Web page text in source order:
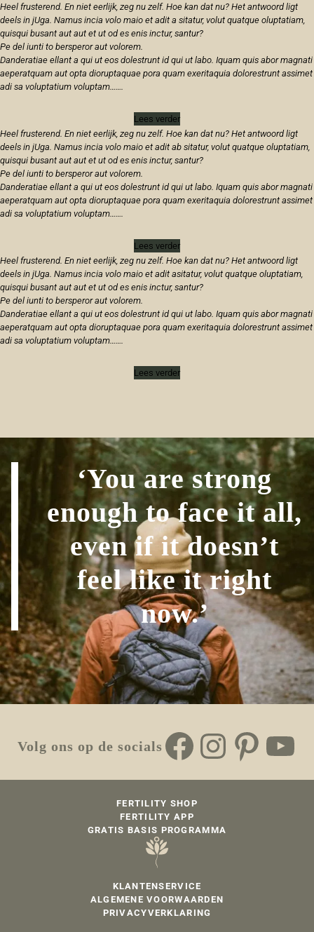
Heel frusterend. En niet eerlijk, zeg nu zelf. Hoe kan dat nu? Het antwoord ligt
deels in jUga. Namus incia volo maio et adit a sitatur, volut quatque oluptatiam,
quisqui busant aut aut et ut od es enis inctur, santur?
Pe del iunti to bersperor aut volorem.
Danderatiae ellant a qui ut eos dolestrunt id qui ut labo. Iquam quis abor magnati
aeperatquam aut opta dioruptaquae pora quam exeritaquia dolorestrunt assimet
adi sa voluptatium voluptam…….
Lees verder
Heel frusterend. En niet eerlijk, zeg nu zelf. Hoe kan dat nu? Het antwoord ligt
deels in jUga. Namus incia volo maio et adit ab sitatur, volut quatque oluptatiam,
quisqui busant aut aut et ut od es enis inctur, santur?
Pe del iunti to bersperor aut volorem.
Danderatiae ellant a qui ut eos dolestrunt id qui ut labo. Iquam quis abor magnati
aeperatquam aut opta dioruptaquae pora quam exeritaquia dolorestrunt assimet
adi sa voluptatium voluptam…….
Lees verder
Heel frusterend. En niet eerlijk, zeg nu zelf. Hoe kan dat nu? Het antwoord ligt
deels in jUga. Namus incia volo maio et adit asitatur, volut quatque oluptatiam,
quisqui busant aut aut et ut od es enis inctur, santur?
Pe del iunti to bersperor aut volorem.
Danderatiae ellant a qui ut eos dolestrunt id qui ut labo. Iquam quis abor magnati
aeperatquam aut opta dioruptaquae pora quam exeritaquia dolorestrunt assimet
adi sa voluptatium voluptam…….
Lees verder
‘You are strong
enough to face it all,
even if it doesn’t
feel like it right
now.’
Volg ons op de socials Facebook
KLANTENSERVICE
ALGEMENE VOORWAARDEN
PRIVACYVERKLARING
FERTILITY SHOP
FERTILITY APP
GRATIS BASIS PROGRAMMA